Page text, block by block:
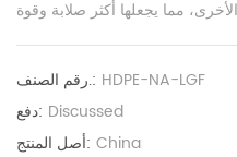
رقم الصنف.: HDPE-NA-LGF
دفع: Discussed
أصل المنتج: China